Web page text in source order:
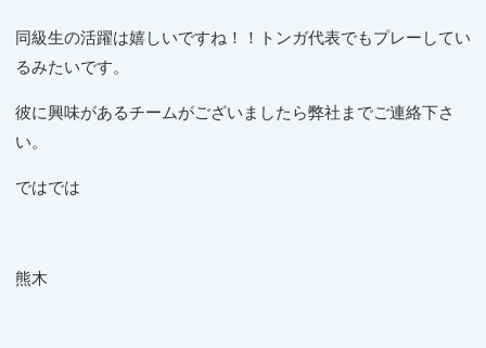
同級生の活躍は嬉しいですね！！トンガ代表でもプレーしてい
るみたいです。
彼に興味があるチームがございましたら弊社までご連絡下さ
い。
ではでは
熊木